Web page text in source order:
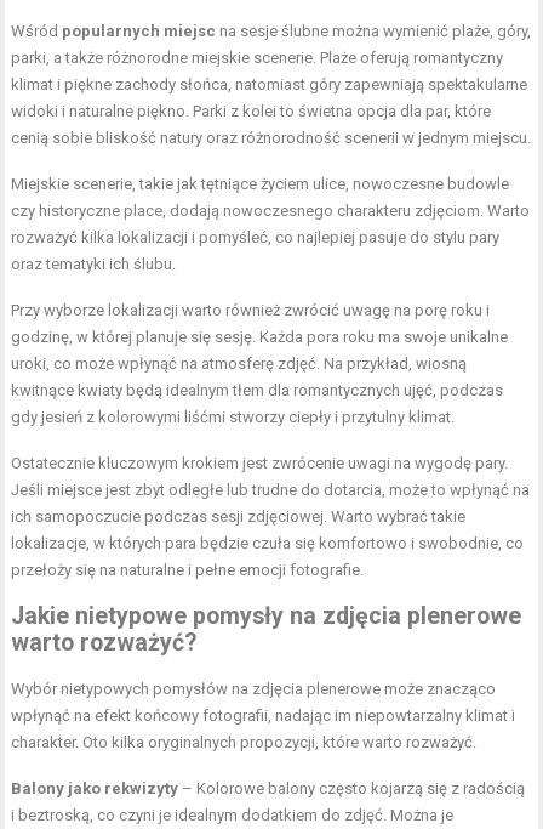
Wśród popularnych miejsc na sesje ślubne można wymienić plaże, góry,
parki, a także różnorodne miejskie scenerie. Plaże oferują romantyczny
klimat i piękne zachody słońca, natomiast góry zapewniają spektakularne
widoki i naturalne piękno. Parki z kolei to świetna opcja dla par, które
cenią sobie bliskość natury oraz różnorodność scenerii w jednym miejscu.
Miejskie scenerie, takie jak tętniące życiem ulice, nowoczesne budowle
czy historyczne place, dodają nowoczesnego charakteru zdjęciom. Warto
rozważyć kilka lokalizacji i pomyśleć, co najlepiej pasuje do stylu pary
oraz tematyki ich ślubu.
Przy wyborze lokalizacji warto również zwrócić uwagę na porę roku i
godzinę, w której planuje się sesję. Każda pora roku ma swoje unikalne
uroki, co może wpłynąć na atmosferę zdjęć. Na przykład, wiosną
kwitnące kwiaty będą idealnym tłem dla romantycznych ujęć, podczas
gdy jesień z kolorowymi liśćmi stworzy ciepły i przytulny klimat.
Ostatecznie kluczowym krokiem jest zwrócenie uwagi na wygodę pary.
Jeśli miejsce jest zbyt odległe lub trudne do dotarcia, może to wpłynąć na
ich samopoczucie podczas sesji zdjęciowej. Warto wybrać takie
lokalizacje, w których para będzie czuła się komfortowo i swobodnie, co
przełoży się na naturalne i pełne emocji fotografie.
Jakie nietypowe pomysły na zdjęcia plenerowe
warto rozważyć?
Wybór nietypowych pomysłów na zdjęcia plenerowe może znacząco
wpłynąć na efekt końcowy fotografii, nadając im niepowtarzalny klimat i
charakter. Oto kilka oryginalnych propozycji, które warto rozważyć.
Balony jako rekwizyty – Kolorowe balony często kojarzą się z radością
i beztroską, co czyni je idealnym dodatkiem do zdjęć. Można je